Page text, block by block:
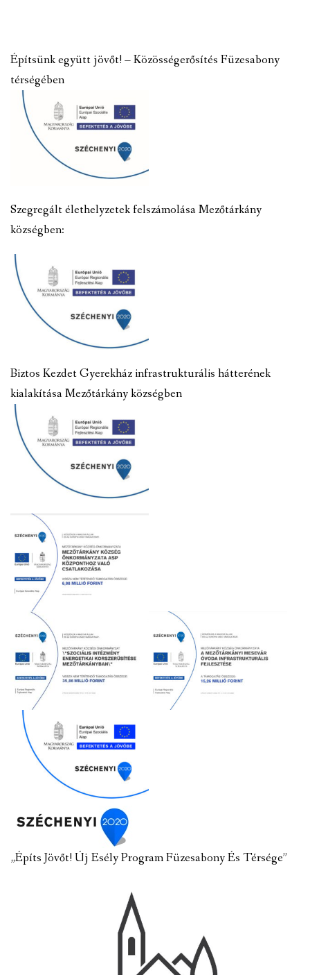
Építsünk együtt jövőt! – Közösségerősítés Füzesabony
térségében
Szegregált élethelyzetek felszámolása Mezőtárkány
községben:
Biztos Kezdet Gyerekház infrastrukturális hátterének
kialakítása Mezőtárkány községben
„Építs Jövőt! Új Esély Program Füzesabony És Térsége”